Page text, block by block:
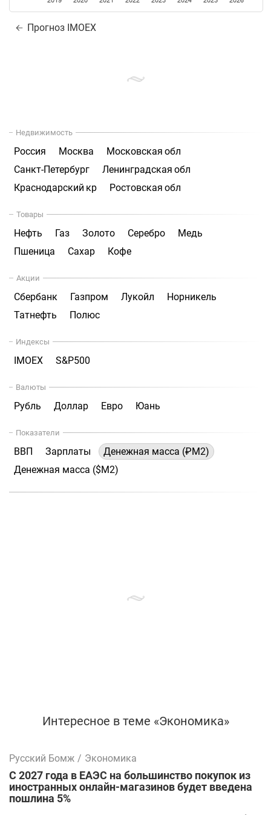
Прогноз IMOEX
Недвижимость
Россия Москва
Московская обл
Санкт-Петербург
Ленинградская обл
Краснодарский кр
Ростовская обл
Товары
Нефть Газ Золото Серебро
Медь
Пшеница
Сахар Кофе
Акции
Сбербанк Газпром Лукойл
Норникель
Татнефть
Полюс
Индексы
IMOEX S&P500
Валюты
Рубль Доллар Евро Юань
Показатели
ВВП Зарплаты
Денежная масса (₽М2)
Денежная масса ($М2)
Интересное в теме «Экономика»
Русский Бомж / Экономика
С 2027 года в ЕАЭС на большинство покупок из
иностранных онлайн-магазинов будет введена
пошлина 5%